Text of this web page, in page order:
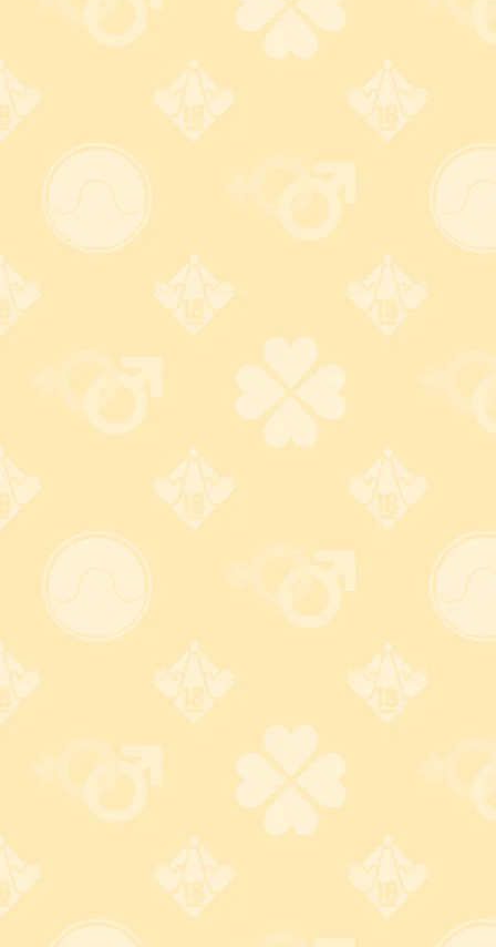
詳しくはコチラ
詳しくはコチラ
宅配便送料は全国一律
ヤマト運輸・佐川急便は送
※ 郵便局ゆうパックは送料
詳しくはコチラ
税込5,500円以上で送料無
どうせ購入するなら
5,500円以上が断然おトク！
大人のおもちゃとアダルトグッズ専門店ワイルドワンでは、お
客様の個人情報はもちろん、ご購入情報やサイトとの通信全て
が常時、SSLにより暗号化されます。
※常時SSLとは、サイト内全ての通信を暗号化し、データ盗
聴・改ざんから守るセキュリティサービスのことです。
詳しくはコチラ